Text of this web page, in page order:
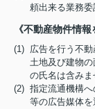
頼出来る業務委
《不動産物件情
(1) 広告を行う不動
土地及び建物
の氏名は含みま
(2) 指定流通機構へ
等の広告媒体